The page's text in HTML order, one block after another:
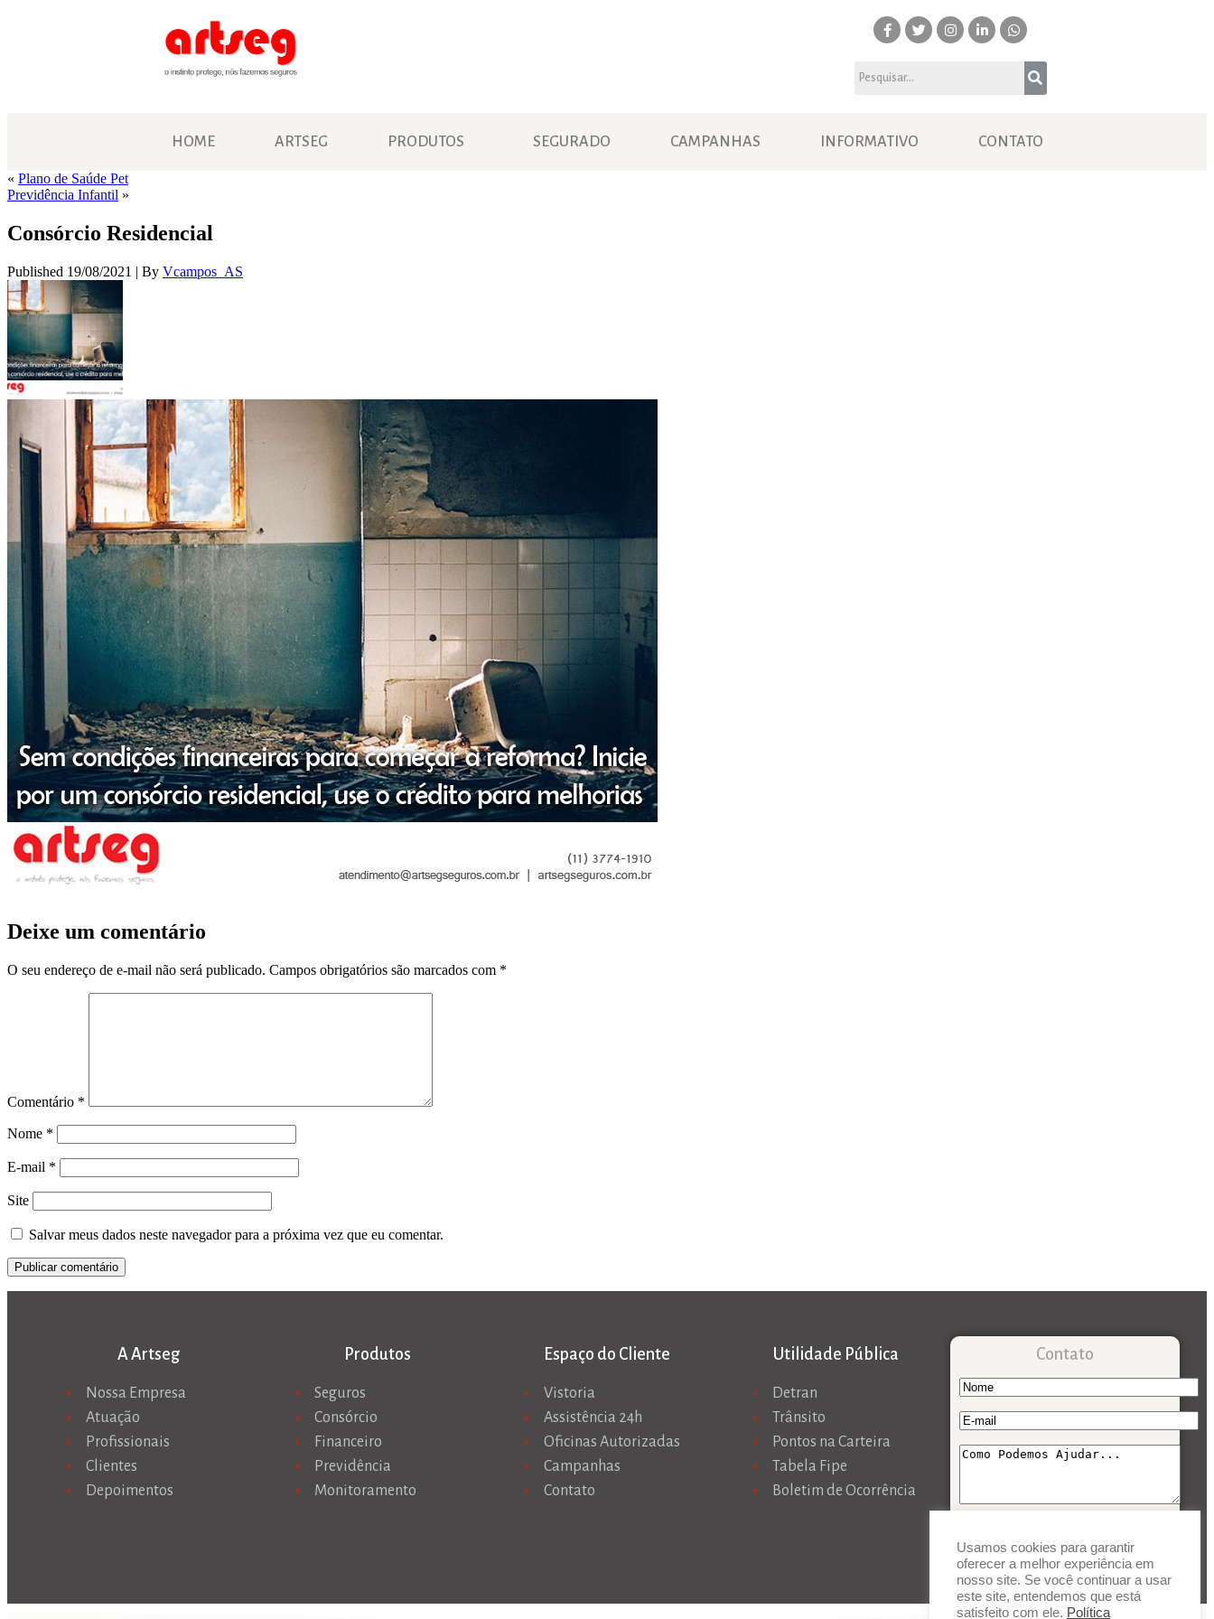
HOME ARTSEG PRODUTOS SEGURADO CAMPANHAS INFORMATIVO CONTATO
« Plano de Saúde Pet
Previdência Infantil »
Consórcio Residencial
Published 19/08/2021 | By Vcampos_AS
Deixe um comentário
O seu endereço de e-mail não será publicado. Campos obrigatórios são marcados com *
Comentário *
Nome *
E-mail *
Site
Salvar meus dados neste navegador para a próxima vez que eu comentar.
A Artseg
Nossa Empresa
Atuação
Profissionais
Clientes
Depoimentos
Produtos
Seguros
Consórcio
Financeiro
Previdência
Monitoramento
Espaço do Cliente
Vistoria
Assistência 24h
Oficinas Autorizadas
Campanhas
Contato
Utilidade Pública
Detran
Trânsito
Pontos na Carteira
Tabela Fipe
Boletim de Ocorrência
Contato
Usamos cookies para garantir
oferecer a melhor experiência em
nosso site. Se você continuar a usar
este site, entendemos que está
satisfeito com ele. Política